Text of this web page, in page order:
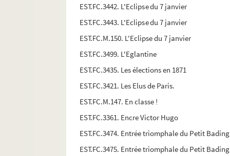
EST.FC.3442. L'Eclipse du 7 janvier
EST.FC.3443. L'Eclipse du 7 janvier
EST.FC.M.150. L'Eclipse du 7 janvier
EST.FC.3499. L'Eglantine
EST.FC.3435. Les élections en 1871
EST.FC.3421. Les Elus de Paris.
EST.FC.M.147. En classe !
EST.FC.3361. Encre Victor Hugo
EST.FC.3474. Entrée triomphale du Petit
EST.FC.3475. Entrée triomphale du Petit